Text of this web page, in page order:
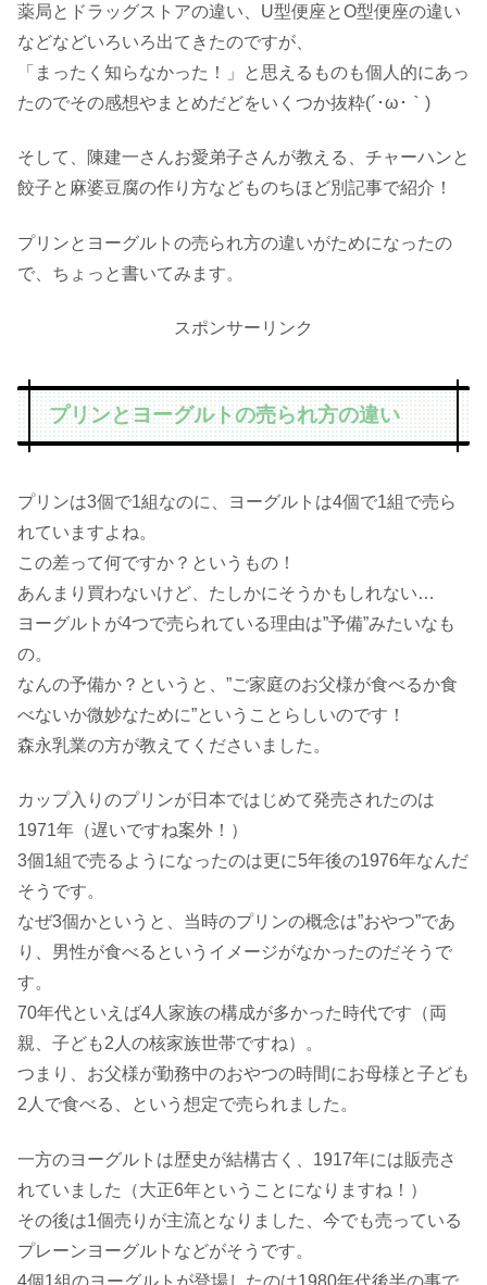
薬局とドラッグストアの違い、U型便座とO型便座の違い
などなどいろいろ出てきたのですが、
「まったく知らなかった！」と思えるものも個人的にあっ
たのでその感想やまとめだどをいくつか抜粋(´･ω･｀)
そして、陳建一さんお愛弟子さんが教える、チャーハンと
餃子と麻婆豆腐の作り方などものちほど別記事で紹介！
プリンとヨーグルトの売られ方の違いがためになったの
で、ちょっと書いてみます。
スポンサーリンク
プリンとヨーグルトの売られ方の違い
プリンは3個で1組なのに、ヨーグルトは4個で1組で売ら
れていますよね。
この差って何ですか？というもの！
あんまり買わないけど、たしかにそうかもしれない…
ヨーグルトが4つで売られている理由は”予備”みたいなも
の。
なんの予備か？というと、”ご家庭のお父様が食べるか食
べないか微妙なために”ということらしいのです！
森永乳業の方が教えてくださいました。
カップ入りのプリンが日本ではじめて発売されたのは
1971年（遅いですね案外！）
3個1組で売るようになったのは更に5年後の1976年なんだ
そうです。
なぜ3個かというと、当時のプリンの概念は”おやつ”であ
り、男性が食べるというイメージがなかったのだそうで
す。
70年代といえば4人家族の構成が多かった時代です（両
親、子ども2人の核家族世帯ですね）。
つまり、お父様が勤務中のおやつの時間にお母様と子ども
2人で食べる、という想定で売られました。
一方のヨーグルトは歴史が結構古く、1917年には販売さ
れていました（大正6年ということになりますね！）
その後は1個売りが主流となりました、今でも売っている
プレーンヨーグルトなどがそうです。
4個1組のヨーグルトが登場したのは1980年代後半の事で